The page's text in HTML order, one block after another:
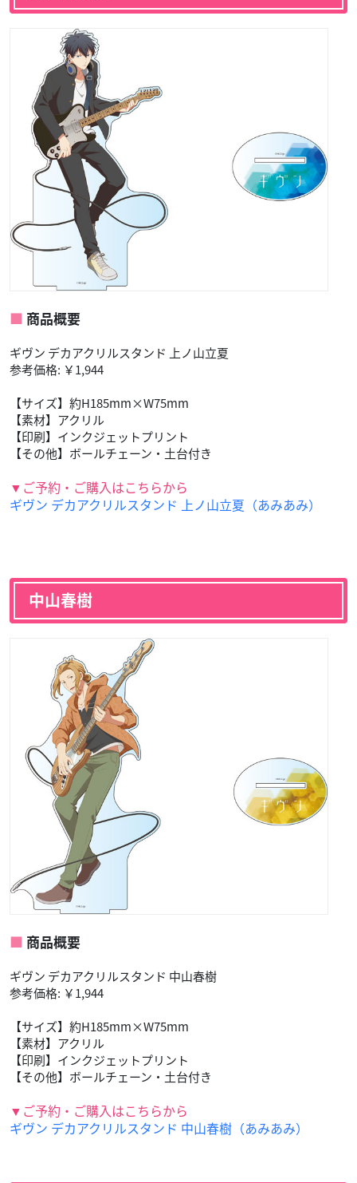
商品概要
ギヴン デカアクリルスタンド 上ノ山立夏
参考価格: ￥1,944
【サイズ】約H185mm×W75mm
【素材】アクリル
【印刷】インクジェットプリント
【その他】ボールチェーン・土台付き
▼ご予約・ご購入はこちらから
ギヴン デカアクリルスタンド 上ノ山立夏（あみあみ）
中山春樹
商品概要
ギヴン デカアクリルスタンド 中山春樹
参考価格: ￥1,944
【サイズ】約H185mm×W75mm
【素材】アクリル
【印刷】インクジェットプリント
【その他】ボールチェーン・土台付き
▼ご予約・ご購入はこちらから
ギヴン デカアクリルスタンド 中山春樹（あみあみ）